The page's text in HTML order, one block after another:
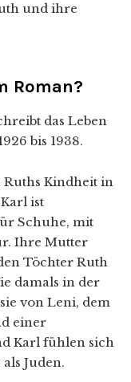
und ihre
Roman?
das Leben
bis 1938.
Kindheit in
ist
Schuhe, mit
Ihre Mutter
Töchter Ruth
damals in der
von Leni, dem
einer
Karl fühlen sich
Juden.